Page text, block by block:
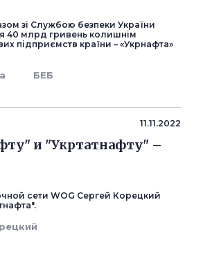
зі Службою безпеки України
40 млрд гривень колишнім
підприємств країни – «Укрнафта»
БЕБ
11.11.2022
и "Укртатнафту" –
сети WOG Сергей Корецкий